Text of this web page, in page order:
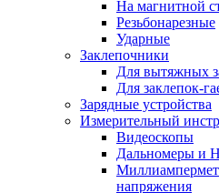
На магнитной
Резьбонарезные
Ударные
Заклепочники
Для вытяжных
Для заклепок-
Зарядные устройства
Измерительный
Видеоскопы
Дальномеры и
напряжения